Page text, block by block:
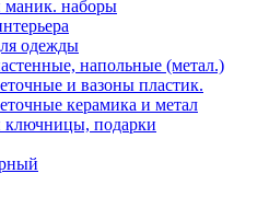
маник. наборы
одежды
напольные (метал.)
и вазоны пластик.
керамика и метал
подарки